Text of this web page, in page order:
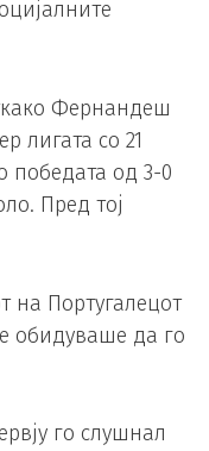
Фернандеш
лигата со 21
победата од 3-0
Пред тој
на Португалецот
обидуваше да го
го слушнал